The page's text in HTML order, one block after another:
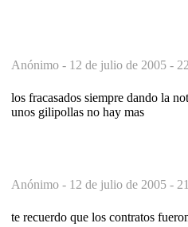
Anónimo - 12 de julio de 2005 -
los fracasados siempre dando la
unos gilipollas no hay mas
Anónimo - 12 de julio de 2005 -
te recuerdo que los contratos